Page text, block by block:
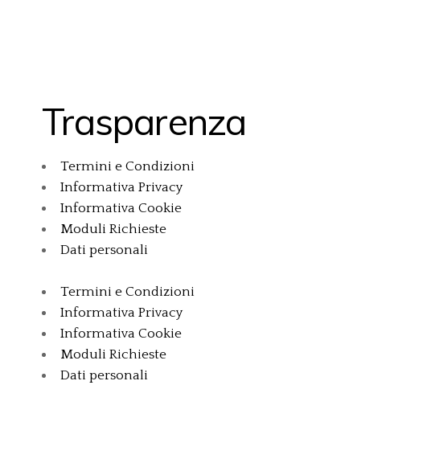
Trasparenza
Termini e Condizioni
Informativa Privacy
Informativa Cookie
Moduli Richieste
Dati personali
Termini e Condizioni
Informativa Privacy
Informativa Cookie
Moduli Richieste
Dati personali